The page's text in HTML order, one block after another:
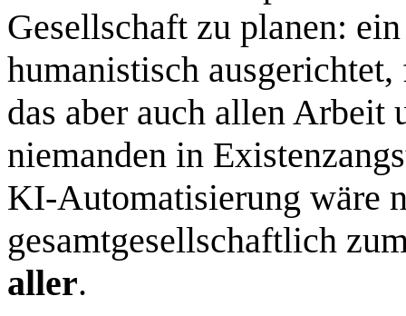
Gesellschaft zu planen:
humanistisch
das aber auch allen
niemanden in
KI‑Automatisierung wäre
gesamtgesellschaftlich
aller.